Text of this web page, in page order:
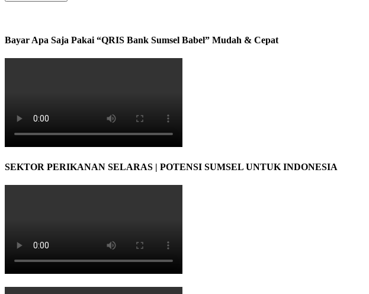
Bayar Apa Saja Pakai “QRIS Bank Sumsel Babel” Mudah & Cepat
SEKTOR PERIKANAN SELARAS | POTENSI SUMSEL UNTUK INDONESIA